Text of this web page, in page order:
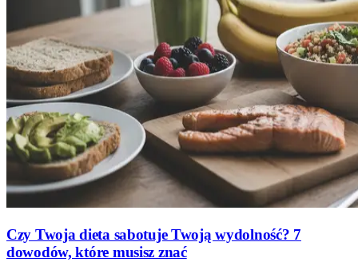
Czy Twoja dieta sabotuje Twoją wydolność? 7
dowodów, które musisz znać